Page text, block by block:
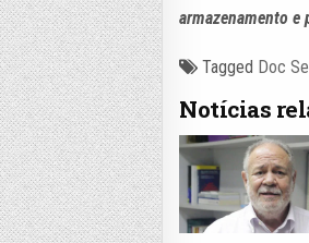
armazenamento
Tagged Doc
Notícias